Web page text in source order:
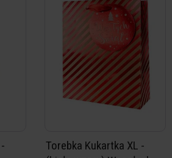
Torebka Kukartka XL -